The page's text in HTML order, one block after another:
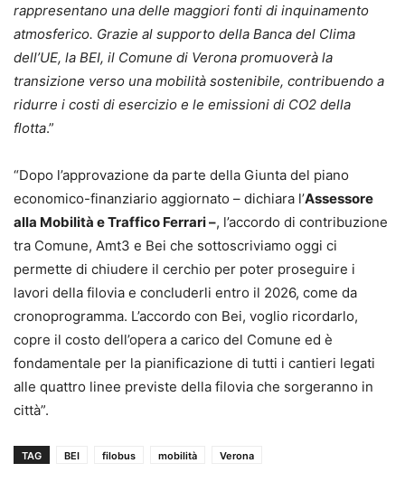
rappresentano una delle maggiori fonti di inquinamento
atmosferico. Grazie al supporto della Banca del Clima
dell’UE, la BEI, il Comune di Verona promuoverà la
transizione verso una mobilità sostenibile, contribuendo a
ridurre i costi di esercizio e le emissioni di CO2 della
flotta.”
“Dopo l’approvazione da parte della Giunta del piano
economico-finanziario aggiornato – dichiara l’Assessore
alla Mobilità e Traffico Ferrari –, l’accordo di contribuzione
tra Comune, Amt3 e Bei che sottoscriviamo oggi ci
permette di chiudere il cerchio per poter proseguire i
lavori della filovia e concluderli entro il 2026, come da
cronoprogramma. L’accordo con Bei, voglio ricordarlo,
copre il costo dell’opera a carico del Comune ed è
fondamentale per la pianificazione di tutti i cantieri legati
alle quattro linee previste della filovia che sorgeranno in
città”.
TAG BEI filobus mobilità Verona